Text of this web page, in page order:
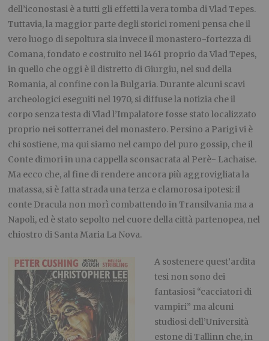
dell’iconostasi è a tutti gli effetti la vera tomba di Vlad Tepes.
Tuttavia, la maggior parte degli storici romeni pensa che il
vero luogo di sepoltura sia invece il monastero-fortezza di
Comana, fondato e costruito nel 1461 proprio da Vlad Tepes,
in quello che oggi è il distretto di Giurgiu, nel sud della
Romania, al confine con la Bulgaria. Durante alcuni scavi
archeologici eseguiti nel 1970, si diffuse la notizia che il
corpo senza testa di Vlad l’Impalatore fosse stato localizzato
proprio nei sotterranei del monastero. Persino a Parigi vi è
chi sostiene, ma qui siamo nel campo del puro gossip, che il
Conte dimori in una cappella sconsacrata al Perè- Lachaise.
Ma ecco che, al fine di rendere ancora più aggrovigliata la
matassa, si è fatta strada una terza e clamorosa ipotesi: il
conte Dracula non morì combattendo in Transilvania ma a
Napoli, ed è stato sepolto nel cuore della città partenopea, nel
chiostro di Santa Maria La Nova.
A sostenere quest’ardita
tesi non sono dei
fantasiosi “cacciatori di
vampiri” ma alcuni
studiosi dell’Università
estone di Tallinn che, in